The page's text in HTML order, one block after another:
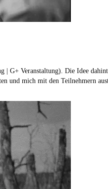
G+ Veranstaltung). Die Idee
und mich mit den Teilnehmern